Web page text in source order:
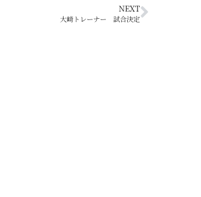
NEXT
大﨑トレーナー 試合決定